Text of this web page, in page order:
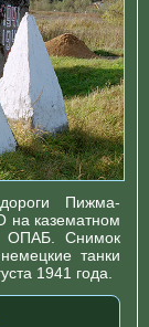
Пижма-
на казематном
ОПАБ. Снимок
танки
1941 года.